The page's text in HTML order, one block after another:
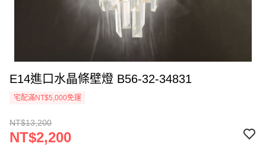
E14進口水晶條壁燈 B56-32-34831
宅配滿NT$5,000免運
NT$13,200
NT$2,200